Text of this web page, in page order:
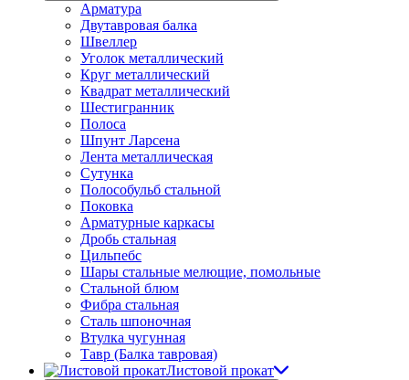
Арматура
Двутавровая балка
Швеллер
Уголок металлический
Круг металлический
Квадрат металлический
Шестигранник
Полоса
Шпунт Ларсена
Лента металлическая
Сутунка
Полособульб стальной
Поковка
Арматурные каркасы
Дробь стальная
Цильпебс
Шары стальные мелющие, помольные
Стальной блюм
Фибра стальная
Сталь шпоночная
Втулка чугунная
Тавр (Балка тавровая)
Листовой прокат